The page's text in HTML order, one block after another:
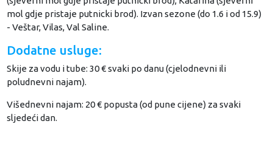
mol gdje pristaje putnicki brod). Izvan sezone (do 1.6 i od 15.9)
- Veštar, Vilas, Val Saline.
Dodatne usluge:
Skije za vodu i tube: 30 € svaki po danu (cjelodnevni ili
poludnevni najam).
Višednevni najam: 20 € popusta (od pune cijene) za svaki
sljedeći dan.